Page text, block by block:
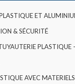
ET
& SÉCURITÉ
PLASTIQUE
AVEC